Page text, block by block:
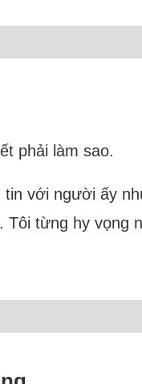
phải làm sao.
với người ấy
từng hy vọng